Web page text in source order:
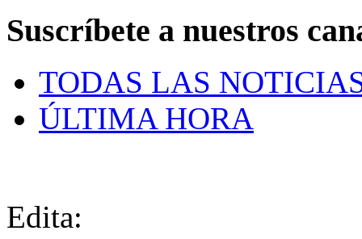
Suscríbete a nuestros
TODAS LAS
ÚLTIMA HORA
Edita: